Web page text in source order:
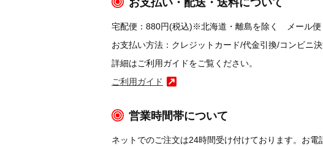
宅配便：880円(税込)※北海道・離島を除く メール便
お支払い方法：クレジットカード/代金引換/コンビニ
詳細はご利用ガイドをご覧ください。
ご利用ガイド
営業時間帯について
ネットでのご注文は24時間受け付けております。お